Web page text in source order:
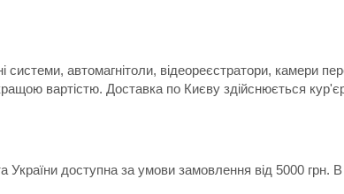
автомагнітоли, відеореєстратори, камери
вартістю. Доставка по Києву здійснюється
України доступна за умови замовлення від 5000